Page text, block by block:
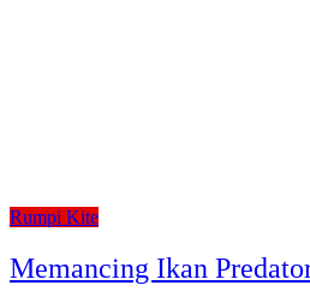
Rumpi Kite
Memancing Ikan